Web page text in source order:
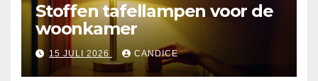
Stoffen tafellampen voor de
woonkamer
15 JULI 2026 CANDICE